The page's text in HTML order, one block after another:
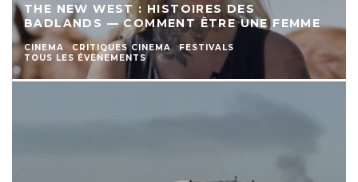
THE NEW WEST : HISTOIRES DES
BADLANDS — COMMENT ÊTRE UNE FEMME
CINEMA CRITIQUES CINEMA
FESTIVALS
TOUS LES ÉVÈNEMENTS